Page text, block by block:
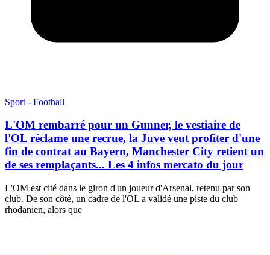
Sport - Football
L'OM rembarré pour un Gunner, le vestiaire de
l'OL réclame une recrue, la Juve veut profiter d'une
fin de contrat au Bayern, Manchester City retient un
de ses remplaçants... Les 4 infos mercato du jour
L'OM est cité dans le giron d'un joueur d'Arsenal, retenu par son
club. De son côté, un cadre de l'OL a validé une piste du club
rhodanien, alors que